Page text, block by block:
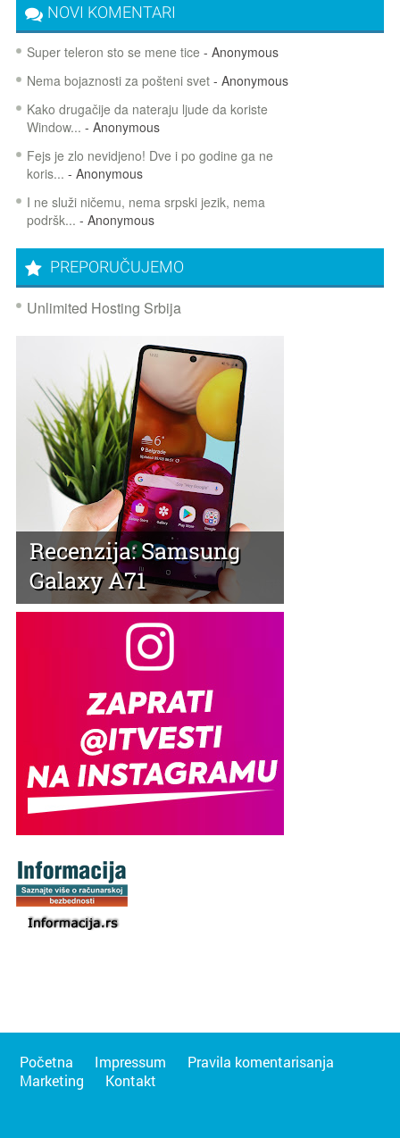
NOVI KOMENTARI
Super teleron sto se mene tice - Anonymous
Nema bojaznosti za pošteni svet- Anonymous
Kako drugačije da nateraju ljude da koriste
Window... - Anonymous
Fejs je zlo nevidjeno! Dve i po godine ga ne
koris... - Anonymous
I ne služi ničemu, nema srpski jezik, nema
podršk... - Anonymous
PREPORUČUJEMO
Unlimited Hosting Srbija
Recenzija: Samsung
Galaxy A71
Početna Impressum
Pravila komentarisanja
Marketing
Kontakt